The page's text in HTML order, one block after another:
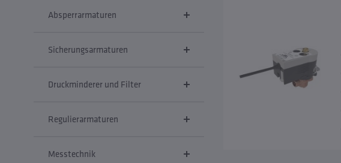
Absperrarmaturen
Sicherungsarmaturen
Druckminderer und Filter
Regulierarmaturen
Messtechnik